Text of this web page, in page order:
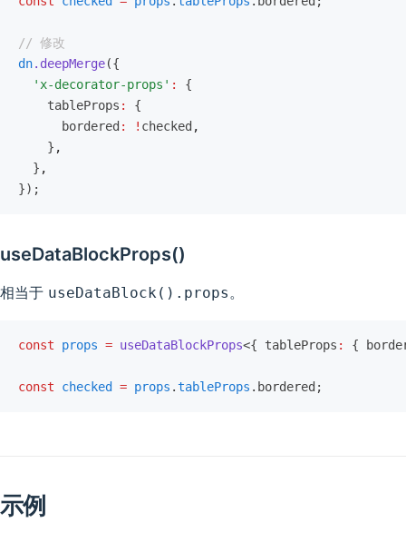
// 修改
dn.deepMerge({
  'x-decorator-props'
:
{
    tableProps
:
{
      bordered
: ! checked ,
    }
,
  }
,
});
useDataBlockProps()
相当于 useDataBlock().props。
const props = useDataBlockProps<{ tableProps : {
const checked = props .tableProps .bordered;
示例